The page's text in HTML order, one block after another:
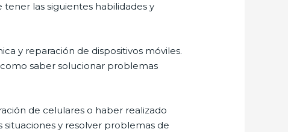
las siguientes habilidades y
y reparación de dispositivos móviles.
saber solucionar problemas
de celulares o haber realizado
y resolver problemas de